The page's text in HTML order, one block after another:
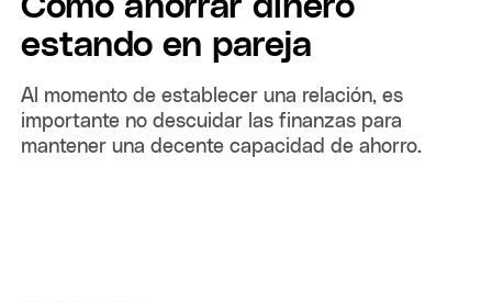
Cómo ahorrar dinero
estando en pareja
Al momento de establecer una relación, es
importante no descuidar las finanzas para
mantener una decente capacidad de ahorro.